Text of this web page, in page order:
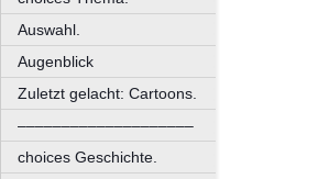
Auswahl.
Augenblick
Zuletzt gelacht: Cartoons.
––––––––––––––––––––
choices Geschichte.